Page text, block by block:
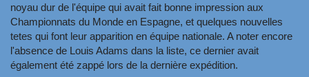
noyau dur de l'équipe qui avait fait bonne impression aux
Championnats du Monde en Espagne, et quelques nouvelles
tetes qui font leur apparition en équipe nationale. A noter encore
l'absence de Louis Adams dans la liste, ce dernier avait
également été zappé lors de la dernière expédition.